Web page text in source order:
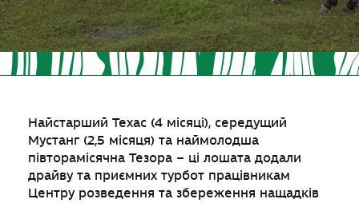
Найстарший Техас (4 місяці), середущий
Мустанг (2,5 місяця) та наймолодша
півторамісячна Тезора – ці лошата додали
драйву та приємних турбот працівникам
Центру розведення та збереження нащадків